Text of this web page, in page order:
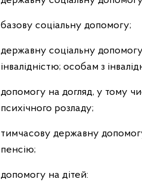
базову соціальну допомогу;
державну соціальну
інвалідністю; особам з
допомогу на догляд, у тому
психічного розладу;
тимчасову державну
пенсію;
допомогу на дітей: